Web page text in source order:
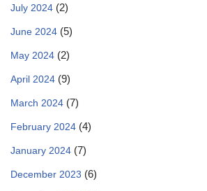
July 2024 (2)
June 2024 (5)
May 2024 (2)
April 2024 (9)
March 2024 (7)
February 2024 (4)
January 2024 (7)
December 2023 (6)